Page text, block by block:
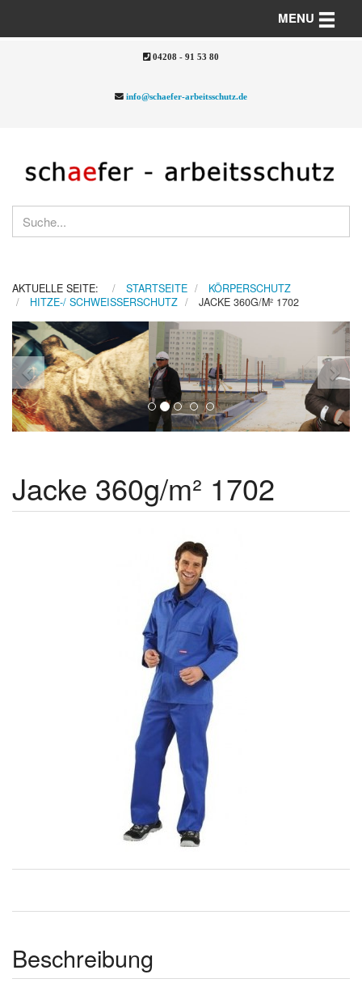
04208 - 91 53 80
info@schaefer-arbeitsschutz.de
MENU Toggle
AKTUELLE SEITE: STARTSEITE
KÖRPERSCHUTZ
HITZE-/ SCHWEISSERSCHUTZ
JACKE 360G/M² 1702
Previous
Jacke 360g/m² 1702
Beschreibung